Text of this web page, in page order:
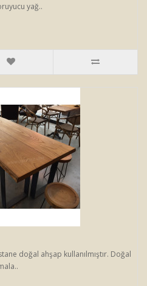
yağ..
doğal ahşap kullanılmıştır. Doğal